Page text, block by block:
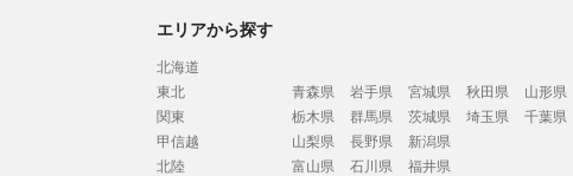
エリアから探す
北海道
東北
青森県 岩手県 宮城県 秋田県 山形県
関東
栃木県 群馬県 茨城県 埼玉県 千葉県
甲信越
山梨県 長野県
新潟県
北陸
富山県 石川県
福井県